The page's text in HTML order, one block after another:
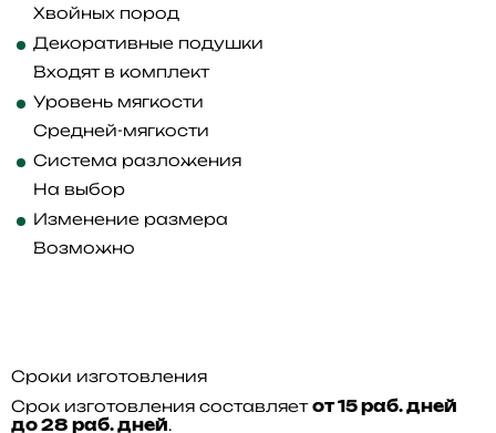
Хвойных пород
Декоративные подушки
Входят в комплект
Уровень мягкости
Средней-мягкости
Система разложения
На выбор
Изменение размера
Возможно
Сроки изготовления
Срок изготовления составляет от 15 раб. дней
до 28 раб. дней.